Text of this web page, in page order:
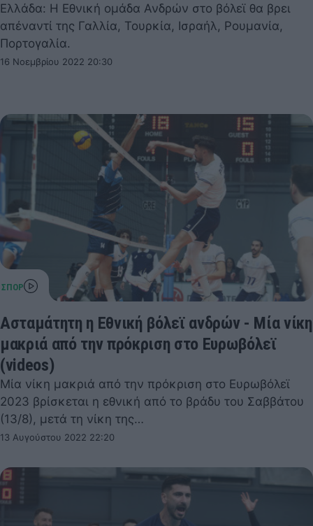
Ελλάδα: Η Εθνική ομάδα Ανδρών στο βόλεϊ θα βρει
απέναντί της Γαλλία, Τουρκία, Ισραήλ, Ρουμανία,
Πορτογαλία.
16 Νοεμβρίου 2022 20:30
Ασταμάτητη η Εθνική βόλεϊ ανδρών - Μία νίκη
μακριά από την πρόκριση στο Ευρωβόλεϊ
(videos)
Μία νίκη μακριά από την πρόκριση στο Ευρωβόλεϊ
2023 βρίσκεται η εθνική από το βράδυ του Σαββάτου
(13/8), μετά τη νίκη της…
13 Αυγούστου 2022 22:20